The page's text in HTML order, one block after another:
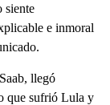
siente
e inmoral
llegó
que sufrió Lula y